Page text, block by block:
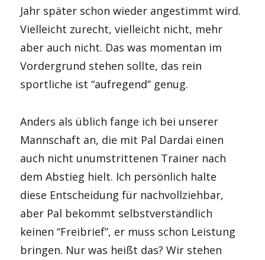
Jahr später schon wieder angestimmt wird.
Vielleicht zurecht, vielleicht nicht, mehr
aber auch nicht. Das was momentan im
Vordergrund stehen sollte, das rein
sportliche ist “aufregend” genug.
Anders als üblich fange ich bei unserer
Mannschaft an, die mit Pal Dardai einen
auch nicht unumstrittenen Trainer nach
dem Abstieg hielt. Ich persönlich halte
diese Entscheidung für nachvollziehbar,
aber Pal bekommt selbstverständlich
keinen “Freibrief”, er muss schon Leistung
bringen. Nur was heißt das? Wir stehen